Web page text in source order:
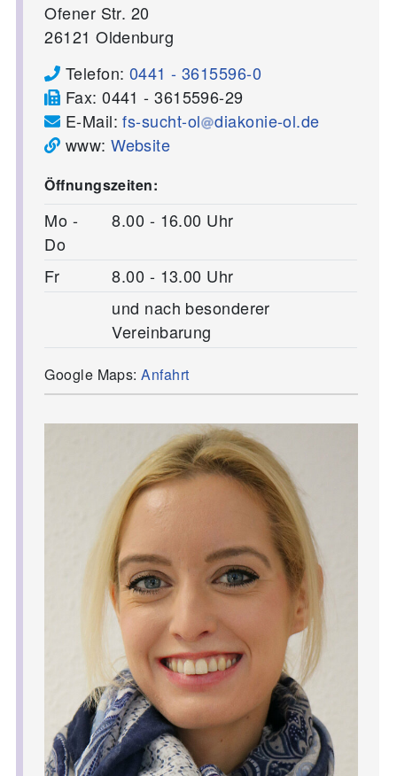
Ofener Str. 20
26121 Oldenburg
Telefon: 0441 - 3615596-0
Fax:0441 - 3615596-29
E-Mail:fs-sucht-ol
diakonie-ol.de
www:Website
Öffnungszeiten:
Mo -
Do
8.00 - 16.00 Uhr
Fr
8.00 - 13.00 Uhr
und nach besonderer
Vereinbarung
Google Maps:Anfahrt